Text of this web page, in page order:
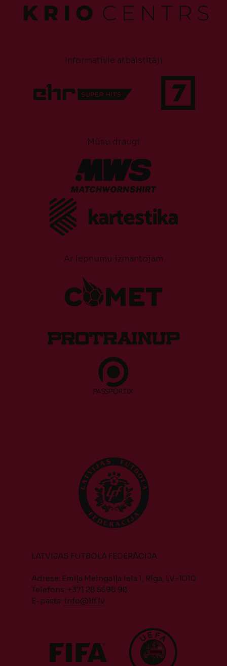
Informatīvie atbalstītāji
Mūsu draugi
Ar lepnumu izmantojam
LATVIJAS FUTBOLA FEDERĀCIJA
Adrese: Emiļa Melngaiļa iela 1, Rīga, LV-1010
Telefons: +371 28 5598 98
E-pasts: info@lff.lv